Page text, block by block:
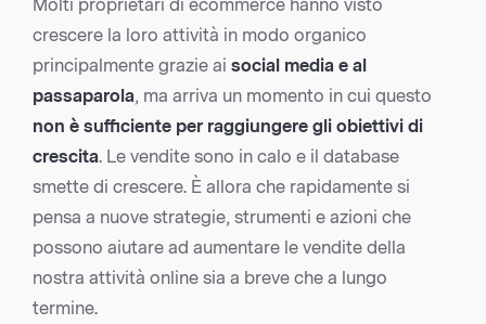
Molti proprietari di ecommerce hanno visto
crescere la loro attività in modo organico
principalmente grazie ai social media e al
passaparola, ma arriva un momento in cui questo
non è sufficiente per raggiungere gli obiettivi di
crescita. Le vendite sono in calo e il database
smette di crescere. È allora che rapidamente si
pensa a nuove strategie, strumenti e azioni che
possono aiutare ad aumentare le vendite della
nostra attività online sia a breve che a lungo
termine.